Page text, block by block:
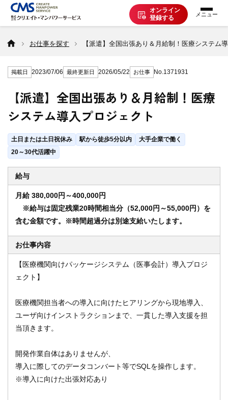
オンライン
登録する
お仕事を探す
派遣で働く
登録の流れ
派遣の知識
企業の方へ
CMSについて
オンライン登録する お問い合わせ
閉じる
お仕事を探す 【派遣】全国出張あり＆月給制！医療システム
掲載日 2023/07/06 最終更新日 2026/05/22 お仕事 No.1371931
【派遣】全国出張あり＆月給制！医療
システム導入プロジェクト
土日または土日祝休み 駅から徒歩5分以内
大手企業で働く
20～30代活躍中
給与
月給 380,000円～400,000円
※給与は固定残業20時間相当分（52,000円～55,000円）を
含む金額です。※時間超過分は別途支給いたします。
お仕事内容
【医療機関向けパッケージシステム（医事会計）導入プロジ
ェクト】
医療機関担当者への導入に向けたヒアリングから現地導入、
ユーザ向けインストラクションまで、一貫した導入支援を担
当頂きます。
開発作業自体はありませんが、
導入に際してのデータコンバート等でSQLを操作します。
※導入に向けた出張対応あり